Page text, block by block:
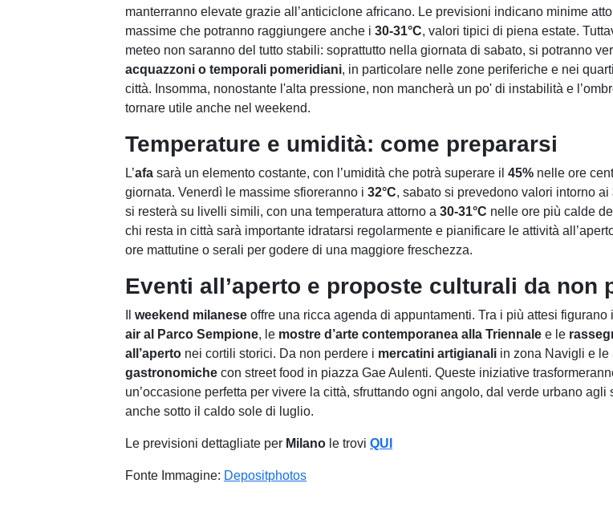
manterranno elevate grazie all’anticiclone africano. Le previsioni indicano minime
massime che potranno raggiungere anche i 30-31°C, valori tipici di piena estate.
meteo non saranno del tutto stabili: soprattutto nella giornata di sabato, si potranno
acquazzoni o temporali pomeridiani, in particolare nelle zone periferiche e nei
città. Insomma, nonostante l'alta pressione, non mancherà un po' di instabilità e
tornare utile anche nel weekend.
Temperature e umidità: come prepararsi
L’afa sarà un elemento costante, con l’umidità che potrà superare il 45% nelle ore
giornata. Venerdì le massime sfioreranno i 32°C, sabato si prevedono valori intorno ai
si resterà su livelli simili, con una temperatura attorno a 30-31°C nelle ore più calde
chi resta in città sarà importante idratarsi regolarmente e pianificare le attività
ore mattutine o serali per godere di una maggiore freschezza.
Eventi all’aperto e proposte culturali da non
weekend milanese offre una ricca agenda di appuntamenti. Tra i più attesi figurano i
air al Parco Sempione, le mostre d’arte contemporanea alla Triennale e le
all’aperto nei cortili storici. Da non perdere i mercatini artigianali in zona Navigli e le
gastronomiche con street food in piazza Gae Aulenti. Queste iniziative
un’occasione perfetta per vivere la città, sfruttando ogni angolo, dal verde urbano agli
anche sotto il caldo sole di luglio.
Le previsioni dettagliate per Milano le trovi QUI
Fonte Immagine: Depositphotos